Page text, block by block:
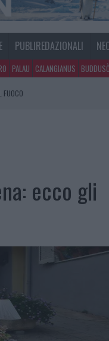
PUBLIREDAZIONALI
PALAU CALANGIANUS BUDDUSÒ
ecco gli